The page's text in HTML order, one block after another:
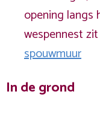
opening langs
wespennest
spouwmuur
In de grond